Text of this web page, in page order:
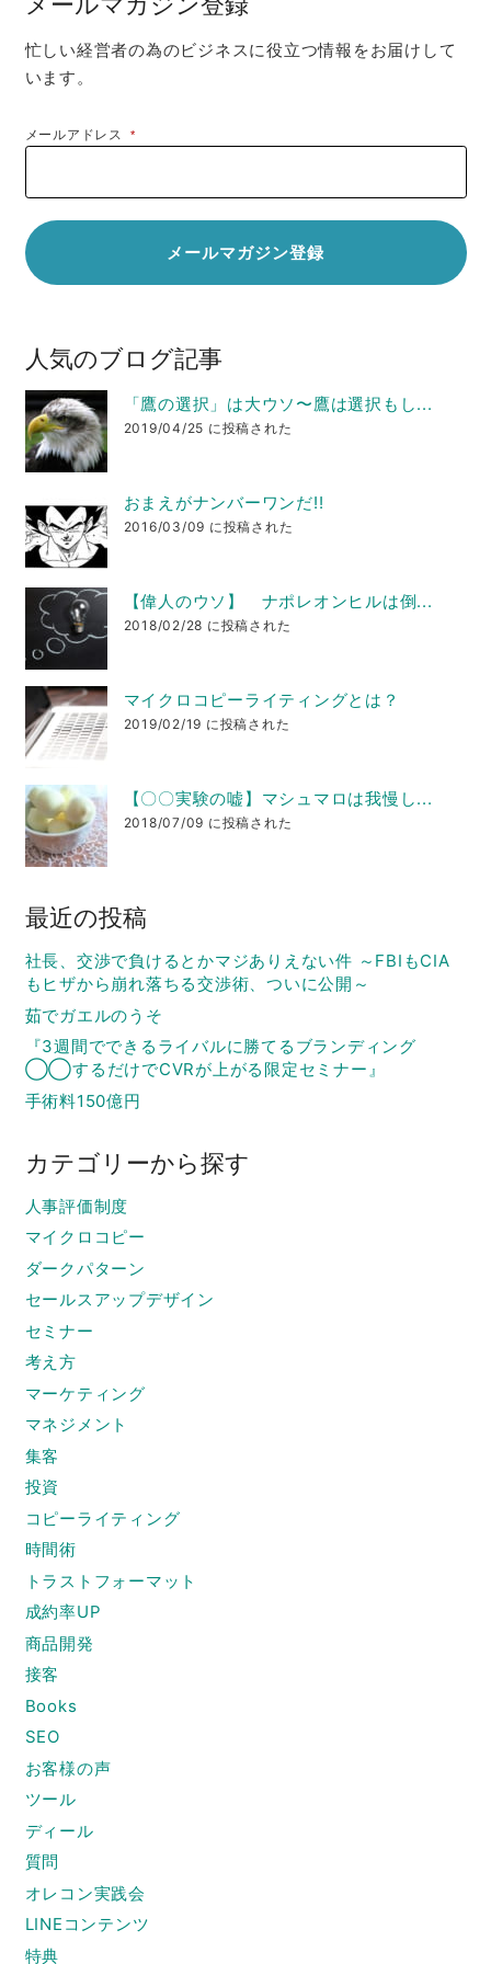
忙しい経営者の為のビジネスに役立つ情報をお届けして
います。
メールアドレス*
人気のブログ記事
「鷹の選択」は大ウソ〜鷹は選択もし...
2019/04/25 に投稿された
おまえがナンバーワンだ!!
2016/03/09 に投稿された
【偉人のウソ】 ナポレオンヒルは倒...
2018/02/28 に投稿された
マイクロコピーライティングとは？
2019/02/19 に投稿された
【〇〇実験の嘘】マシュマロは我慢し...
2018/07/09 に投稿された
最近の投稿
社長、交渉で負けるとかマジありえない件 ～FBIもCIA
もヒザから崩れ落ちる交渉術、ついに公開～
茹でガエルのうそ
『3週間でできるライバルに勝てるブランディング
◯◯するだけでCVRが上がる限定セミナー』
手術料150億円
カテゴリーから探す
人事評価制度
マイクロコピー
ダークパターン
セールスアップデザイン
セミナー
考え方
マーケティング
マネジメント
集客
投資
コピーライティング
時間術
トラストフォーマット
成約率UP
商品開発
接客
Books
SEO
お客様の声
ツール
ディール
質問
オレコン実践会
LINEコンテンツ
特典